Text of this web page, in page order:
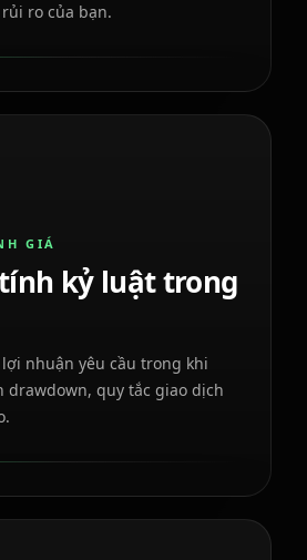
ro của bạn.
GIÁ
kỷ luật trong
nhuận yêu cầu trong khi
quy tắc giao dịch